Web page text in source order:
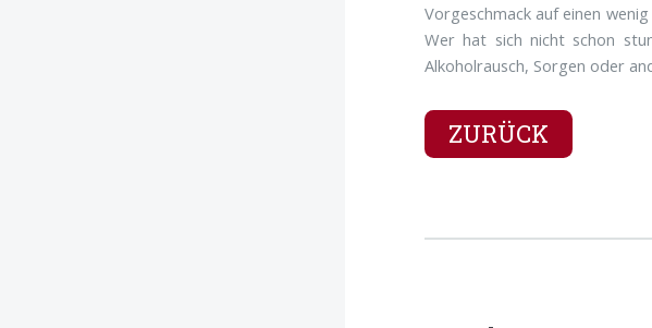
Vorgeschmack auf einen
Wer hat sich nicht schon
Alkoholrausch, Sorgen oder
ZURÜCK